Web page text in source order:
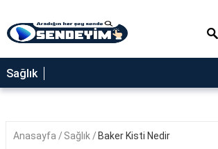
SAĞLIK
NEDİR
YEMEK
Sağlık
Anasayfa Sağlık Baker Kisti Nedir